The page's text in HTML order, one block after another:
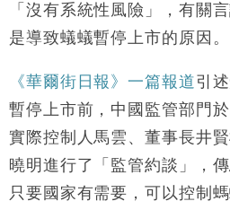
15:59
財經｜SA售股自救後再
司
「沒有系統性風險」，有關
是導致蟻蟻暫停上市的原因。
《華爾街日報》一篇報道引
暫停上市前，中國監管部門
實際控制人馬雲、董事長井
曉明進行了「監管約談」，
只要國家有需要，可以控制